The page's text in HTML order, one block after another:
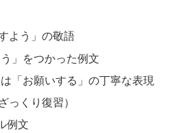
よう」の敬語
」をつかった例文
「お願いする」の丁寧な表現
っくり復習）
例文